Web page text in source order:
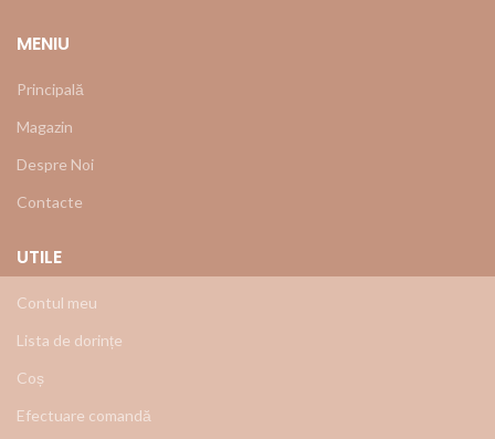
MENIU
Principală
Magazin
Despre Noi
Contacte
UTILE
Contul meu
Lista de dorințe
Coș
Efectuare comandă